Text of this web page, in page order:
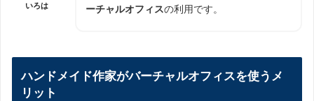
いろは
ーチャルオフィスの利用です。
ハンドメイド作家がバーチャルオフィスを使うメ
リット